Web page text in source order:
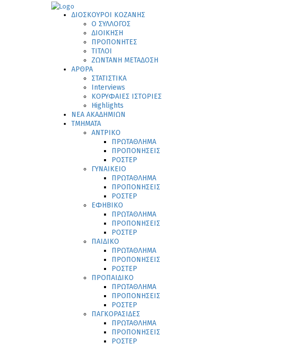
ΔΙΟΣΚΟΥΡΟΙ ΚΟΖΑΝΗΣ
Ο ΣΥΛΛΟΓΟΣ
ΔΙΟΙΚΗΣΗ
ΠΡΟΠΟΝΗΤΕΣ
ΤΙΤΛΟΙ
ΖΩΝΤΑΝΗ ΜΕΤΑΔΟΣΗ
ΑΡΘΡΑ
ΣΤΑΤΙΣΤΙΚΑ
Interviews
ΚΟΡΥΦΑΙΕΣ ΙΣΤΟΡΙΕΣ
Highlights
ΝΕΑ ΑΚΑΔΗΜΙΩΝ
ΤΜΗΜΑΤΑ
ΑΝΤΡΙΚΟ
ΠΡΩΤΑΘΛΗΜΑ
ΠΡΟΠΟΝΗΣΕΙΣ
ΡΟΣΤΕΡ
ΓΥΝΑΙΚΕΙΟ
ΠΡΩΤΑΘΛΗΜΑ
ΠΡΟΠΟΝΗΣΕΙΣ
ΡΟΣΤΕΡ
ΕΦΗΒΙΚΟ
ΠΡΩΤΑΘΛΗΜΑ
ΠΡΟΠΟΝΗΣΕΙΣ
ΡΟΣΤΕΡ
ΠΑΙΔΙΚΟ
ΠΡΩΤΑΘΛΗΜΑ
ΠΡΟΠΟΝΗΣΕΙΣ
ΡΟΣΤΕΡ
ΠΡΟΠΑΙΔΙΚΟ
ΠΡΩΤΑΘΛΗΜΑ
ΠΡΟΠΟΝΗΣΕΙΣ
ΡΟΣΤΕΡ
ΠΑΓΚΟΡΑΣΙΔΕΣ
ΠΡΩΤΑΘΛΗΜΑ
ΠΡΟΠΟΝΗΣΕΙΣ
ΡΟΣΤΕΡ